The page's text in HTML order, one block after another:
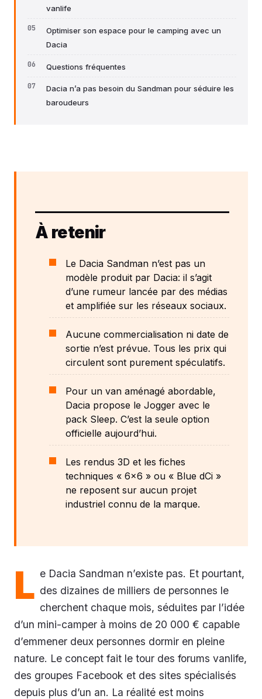
vanlife
Optimiser son espace pour le camping avec un
Dacia
Questions fréquentes
Dacia n’a pas besoin du Sandman pour séduire les
baroudeurs
À retenir
Le Dacia Sandman n’est pas un
modèle produit par Dacia: il s’agit
d’une rumeur lancée par des médias
et amplifiée sur les réseaux sociaux.
Aucune commercialisation ni date de
sortie n’est prévue. Tous les prix qui
circulent sont purement spéculatifs.
Pour un van aménagé abordable,
Dacia propose le Jogger avec le
pack Sleep. C’est la seule option
officielle aujourd’hui.
Les rendus 3D et les fiches
techniques « 6x6 » ou « Blue dCi »
ne reposent sur aucun projet
industriel connu de la marque.
L e Dacia Sandman n’existe pas. Et pourtant,
des dizaines de milliers de personnes le
cherchent chaque mois, séduites par l’idée
d’un mini-camper à moins de 20 000 € capable
d’emmener deux personnes dormir en pleine
nature. Le concept fait le tour des forums vanlife,
des groupes Facebook et des sites spécialisés
depuis plus d’un an. La réalité est moins